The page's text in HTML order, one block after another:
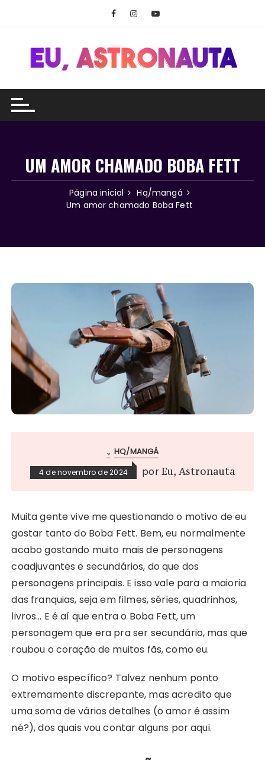
conteúdo
UM AMOR CHAMADO BOBA FETT
Página inicial
Hq/mangá
Um amor chamado Boba Fett
. HQ/MANGÁ
4 de novembro de 2024 porEu, Astronauta
Muita gente vive me questionando o motivo de eu
gostar tanto do Boba Fett. Bem, eu normalmente
acabo gostando muito mais de personagens
coadjuvantes e secundários, do que dos
personagens principais. E isso vale para a maioria
das franquias, seja em filmes, séries, quadrinhos,
livros… E é aí que entra o Boba Fett, um
personagem que era pra ser secundário, mas que
roubou o coração de muitos fãs, como eu.
O motivo específico? Talvez nenhum ponto
extremamente discrepante, mas acredito que
uma soma de vários detalhes (o amor é assim
né?), dos quais vou contar alguns por aqui.